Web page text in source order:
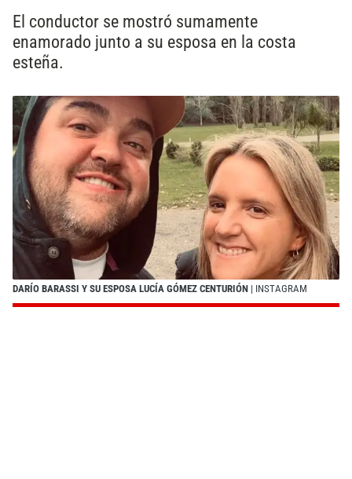
El conductor se mostró sumamente
enamorado junto a su esposa en la costa
esteña.
DARÍO BARASSI Y SU ESPOSA LUCÍA GÓMEZ CENTURIÓN | INSTAGRAM